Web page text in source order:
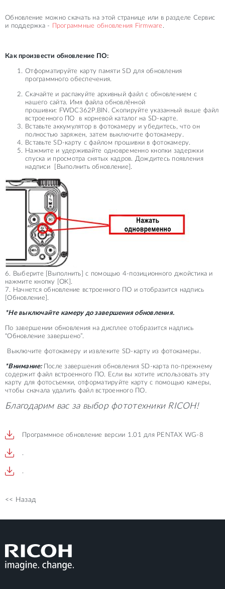
Обновление можно скачать на этой странице или в разделе Сервис
и поддержка -
Программные обновления Firmware .
Как произвести обновление ПО:
Отформатируйте карту памяти SD для обновления
программного обеспечения.
Скачайте и распакуйте архивный файл с обновлением с
нашего сайта. Имя файла обновлённой
прошивки: FWDC362P.BIN. Скопируйте указанный выше файл
встроенного ПО в корневой каталог на SD-карте.
Вставьте аккумулятор в фотокамеру и убедитесь, что он
полностью заряжен, затем выключите фотокамеру.
Вставьте SD-карту с файлом прошивки в фотокамеру.
Нажмите и удерживайте одновременно кнопки задержки
спуска и просмотра снятых кадров. Дождитесь появления
надписи
[Выполнить обновление].
6. Выберите [Выполнить] с помощью 4-позиционного джойстика и
нажмите кнопку [OK].
7. Начнется обновление встроенного ПО и отобразится надпись
[Обновление].
*Не выключайте камеру до завершения обновления.
По завершении обновления на дисплее отобразится надпись
“Обновление завершено”.
Выключите фотокамеру и извлеките SD-карту из фотокамеры.
*Внимание: После завершения обновления SD-карта по-прежнему
содержит файл встроенного ПО. Если вы хотите использовать эту
карту для фотосъемки, отформатируйте карту с помощью камеры,
чтобы сначала удалить файл встроенного ПО.
Благодарим вас за выбор фототехники RICOH!
Программное обновление версии 1.01 для PENTAX WG-8
.
.
<< Назад